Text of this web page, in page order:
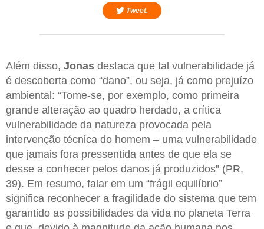
Tweet.
Além disso, Jonas destaca que tal vulnerabilidade já
é descoberta como “dano”, ou seja, já como prejuízo
ambiental: “Tome-se, por exemplo, como primeira
grande alteração ao quadro herdado, a crítica
vulnerabilidade da natureza provocada pela
intervenção técnica do homem – uma vulnerabilidade
que jamais fora pressentida antes de que ela se
desse a conhecer pelos danos já produzidos” (PR,
39). Em resumo, falar em um “frágil equilíbrio”
significa reconhecer a fragilidade do sistema que tem
garantido as possibilidades da vida no planeta Terra